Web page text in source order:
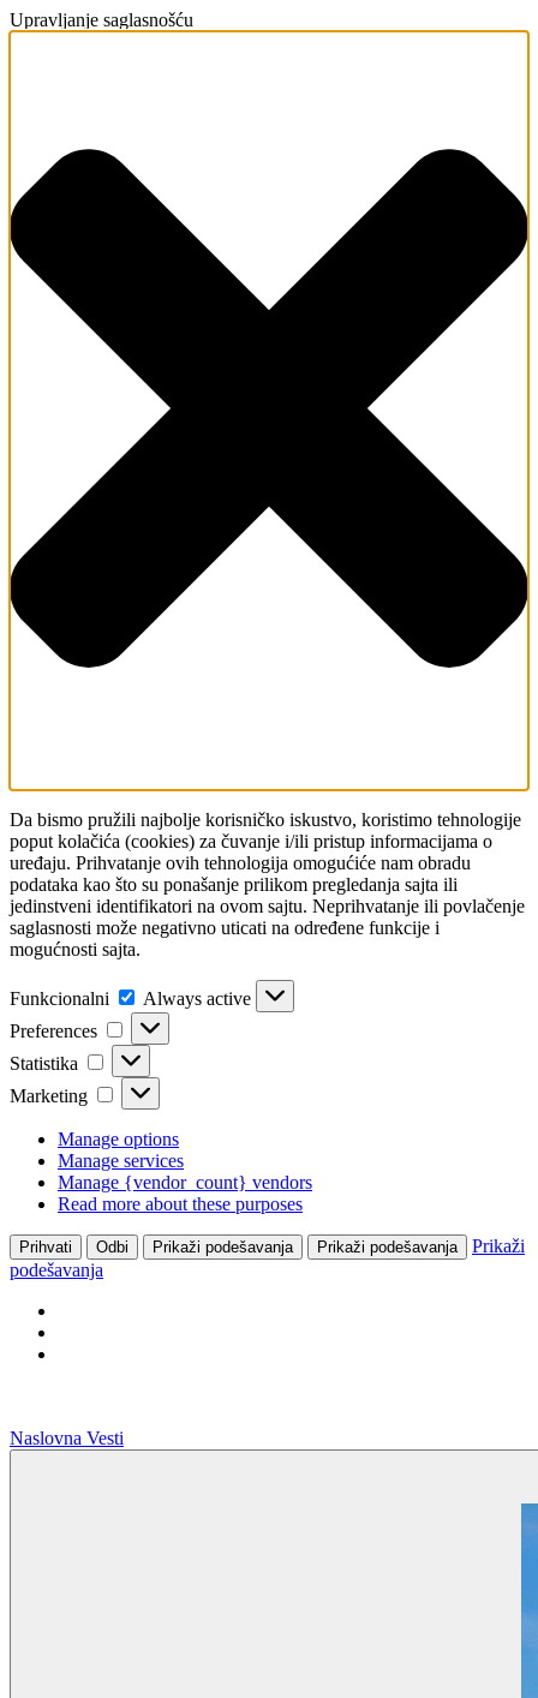
Upravljanje saglasnošću
Da bismo pružili najbolje korisničko iskustvo, koristimo tehnologije
poput kolačića (cookies) za čuvanje i/ili pristup informacijama o
uređaju. Prihvatanje ovih tehnologija omogućiće nam obradu
podataka kao što su ponašanje prilikom pregledanja sajta ili
jedinstveni identifikatori na ovom sajtu. Neprihvatanje ili povlačenje
saglasnosti može negativno uticati na određene funkcije i
mogućnosti sajta.
Funkcionalni Funkcionalni
Always active
Preferences
Preferences
Statistika Statistika
Marketing Marketing
Manage options
Manage services
Manage {vendor_count} vendors
Read more about these purposes
Prihvati Odbi Prikaži podešavanja Prikaži podešavanja
Prikaži
podešavanja
Naslovna Vesti